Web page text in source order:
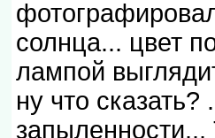
солнца... цвет
лампой
ну что